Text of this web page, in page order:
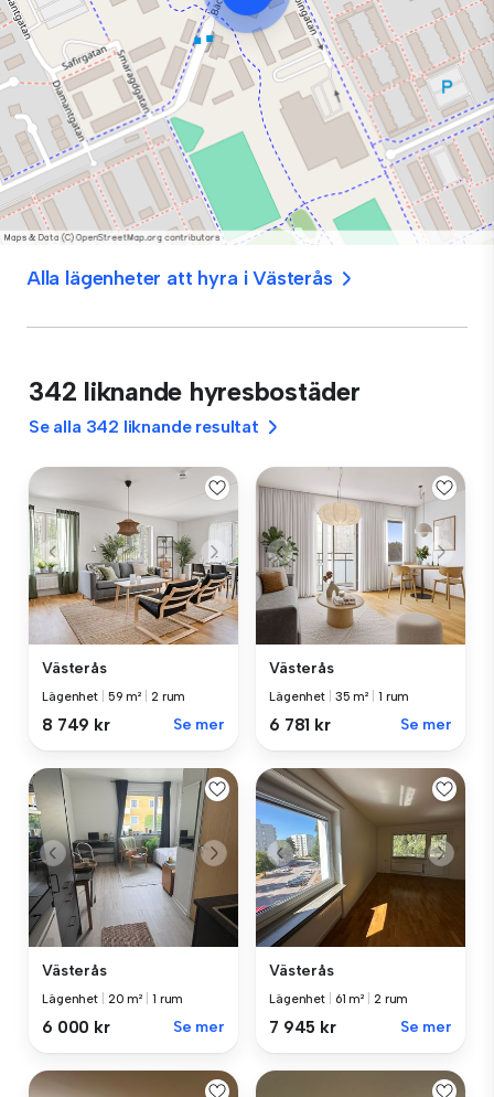
Alla lägenheter att hyra i Västerås
342 liknande hyresbostäder
Se alla 342 liknande resultat
Västerås
Lägenhet 59 m² 2 rum
8 749 kr Se mer
Västerås
Lägenhet 35 m² 1 rum
6 781 kr Se mer
Västerås
Lägenhet 20 m² 1 rum
6 000 kr Se mer
Västerås
Lägenhet 61 m² 2 rum
7 945 kr Se mer